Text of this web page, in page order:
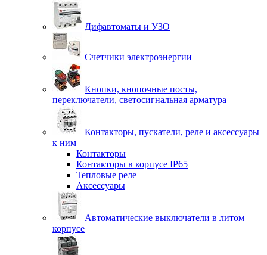
Дифавтоматы и УЗО
Счетчики электроэнергии
Кнопки, кнопочные посты,
переключатели, светосигнальная арматура
Контакторы, пускатели, реле и аксессуары
к ним
Контакторы
Контакторы в корпусе IP65
Тепловые реле
Аксессуары
Автоматические выключатели в литом
корпусе